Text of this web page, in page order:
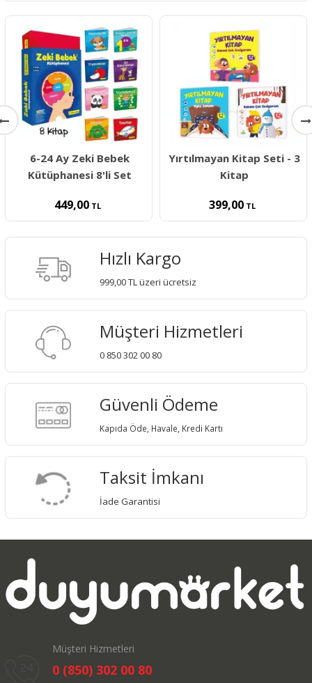
6-24 Ay Zeki Bebek
Kütüphanesi 8'li Set
449,00 TL
Yırtılmayan Kitap Seti - 3
Kitap
399,00 TL
Hızlı Kargo
999,00 TL üzeri ücretsiz
Müşteri Hizmetleri
0 850 302 00 80
Güvenli Ödeme
Kapıda Öde, Havale, Kredi Kartı
Taksit İmkanı
İade Garantisi
Müşteri Hizmetleri
0 (850) 302 00 80